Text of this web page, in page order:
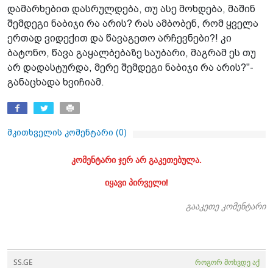
დამარხებით დასრულდება, თუ ასე მოხდება, მაშინ
შემდეგი ნაბიჯი რა არის? რას ამბობენ, რომ ყველა
ერთად ვიდექით და წავაგეთო არჩევნები?! კი
ბატონო, წავა გაყალბებაზე საუბარი, მაგრამ ეს თუ
არ დადასტურდა, მერე შემდეგი ნაბიჯი რა არის?"-
განაცხადა ხვიჩიამ.
მკითხველის კომენტარი (0)
კომენტარი ჯერ არ გაკეთებულა.
იყავი პირველი!
გააკეთე კომენტარი
SS.GE როგორ მოხვდე აქ